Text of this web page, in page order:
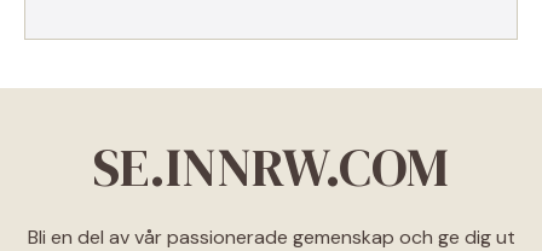
SE.INNRW.COM
Bli en del av vår passionerade gemenskap och ge dig ut